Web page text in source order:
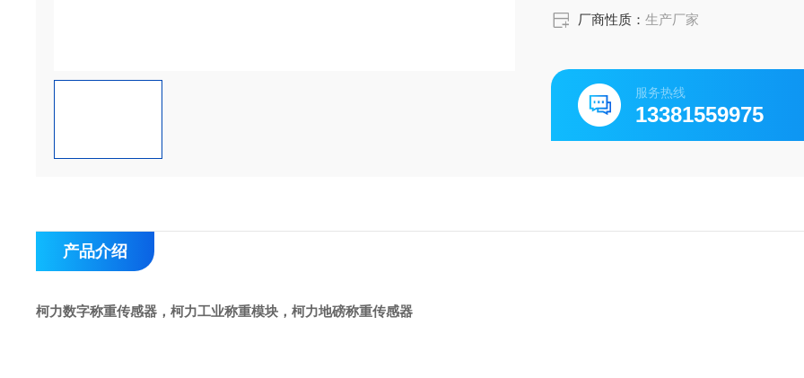
厂商性质：生产厂家
服务热线
13381559975
产品介绍
柯力数字称重传感器，柯力工业称重模块，柯力地磅称重传感器